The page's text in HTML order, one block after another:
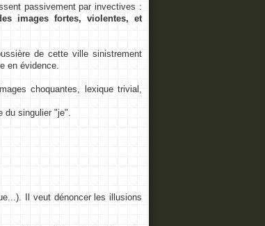
passivement par invectives :
images fortes, violentes, et
de cette ville sinistrement
en évidence.
choquantes, lexique trivial,
du singulier "je".
Il veut dénoncer les illusions